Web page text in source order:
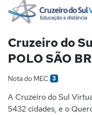
Cruzeiro do
POLO SÃO
Nota do MEC 3
A Cruzeiro do Sul
5432 cidades, e o